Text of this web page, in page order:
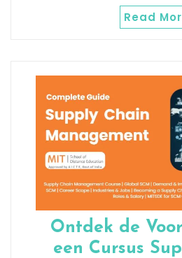
Read
Ontdek de
een Cursus